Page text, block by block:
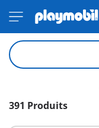
391 Produits